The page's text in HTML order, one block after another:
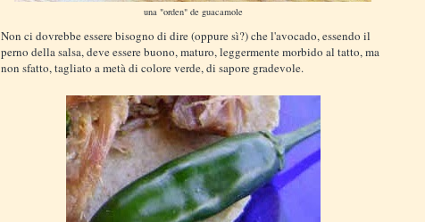
una "orden" de guacamole
Non ci dovrebbe essere bisogno di dire (oppure sì?) che l'avocado, essendo il
perno della salsa, deve essere buono, maturo, leggermente morbido al tatto, ma
non sfatto, tagliato a metà di colore verde, di sapore gradevole.